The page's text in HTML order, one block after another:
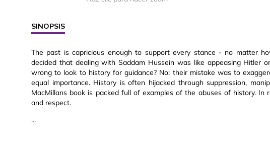
SINOPSIS
The past is capricious enough to support every stance - no matter
decided that dealing with Saddam Hussein was like appeasing Hitler
wrong to look to history for guidance? No; their mistake was to
equal importance. History is often hijacked through suppression,
MacMillans book is packed full of examples of the abuses of history.
and respect.
...